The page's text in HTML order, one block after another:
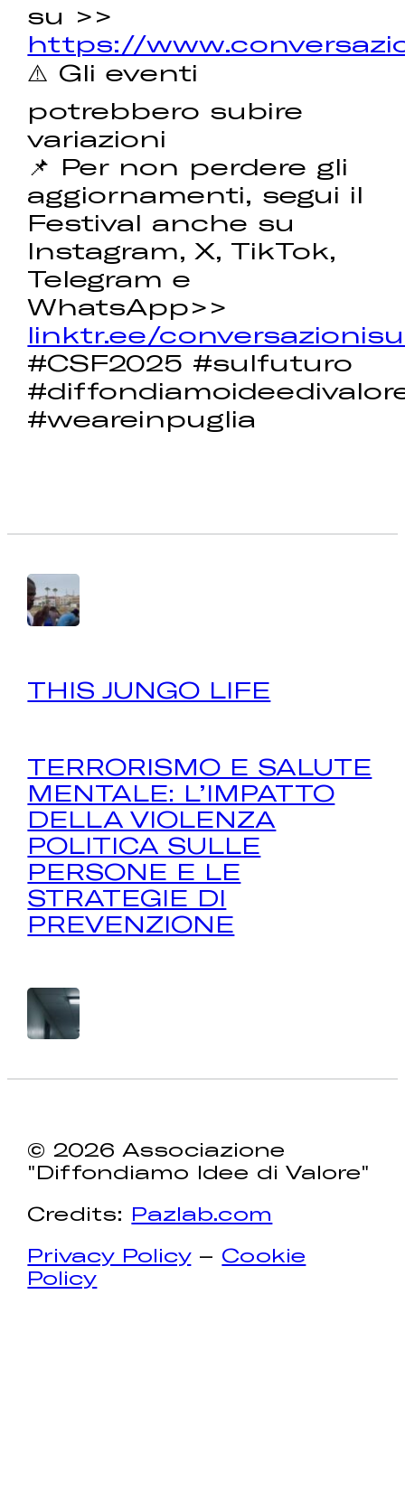
su >>
https://
⚠️ Gli eventi
potrebbero subire
variazioni
📌 Per non perdere gli
aggiornamenti, segui il
Festival anche su
Instagram, X, TikTok,
Telegram e
WhatsApp>>
linktr.ee/
#CSF2025 #sulfuturo
#weareinpuglia
THIS JUNGO LIFE
TERRORISMO E SALUTE
MENTALE: L’IMPATTO
DELLA VIOLENZA
POLITICA SULLE
PERSONE E LE
STRATEGIE DI
PREVENZIONE
© 2026 Associazione
"Diffondiamo Idee di Valore"
Credits: Pazlab.com
Privacy Policy– Cookie
Policy